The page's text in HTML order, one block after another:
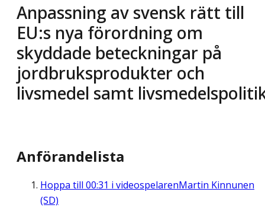
Anpassning av svensk rätt till
EU:s nya förordning om
skyddade beteckningar på
jordbruksprodukter och
livsmedel samt
Anförandelista
Hoppa till 00:31 i videospelarenMartin Kinnunen
(SD)